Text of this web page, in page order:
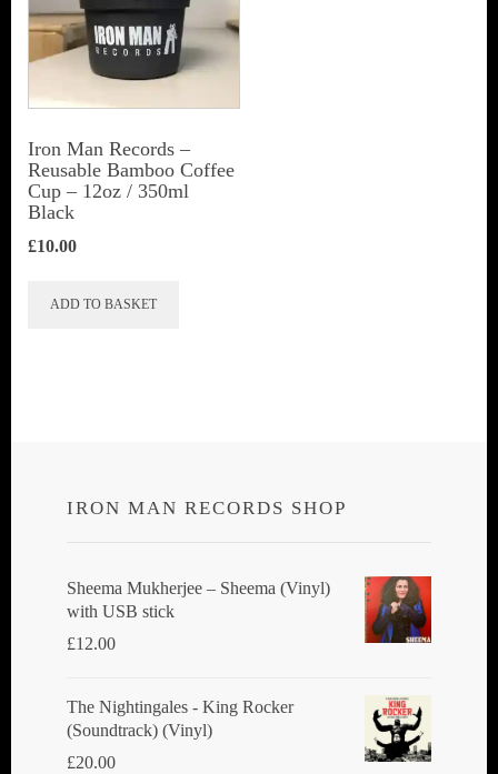
Iron Man Records –
Reusable Bamboo Coffee
Cup – 12oz / 350ml
Black
£10.00
ADD TO BASKET
IRON MAN RECORDS SHOP
Sheema Mukherjee – Sheema (Vinyl)
with USB stick
£12.00
The Nightingales - King Rocker
(Soundtrack) (Vinyl)
£20.00